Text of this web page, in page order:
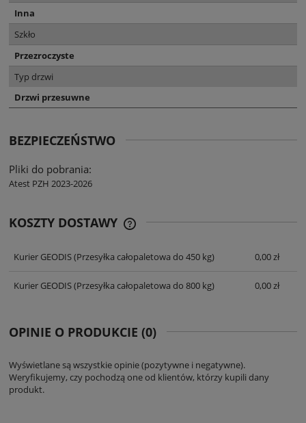
Inna
Szkło
Przezroczyste
Typ drzwi
Drzwi przesuwne
BEZPIECZEŃSTWO
Pliki do pobrania:
Atest PZH 2023-2026
KOSZTY DOSTAWY
Kurier GEODIS(Przesyłka całopaletowa do 450 kg) 0,00 zł
Kurier GEODIS(Przesyłka całopaletowa do 800 kg) 0,00 zł
OPINIE O PRODUKCIE (0)
Wyświetlane są wszystkie opinie (pozytywne i negatywne).
Weryfikujemy, czy pochodzą one od klientów, którzy kupili dany
produkt.